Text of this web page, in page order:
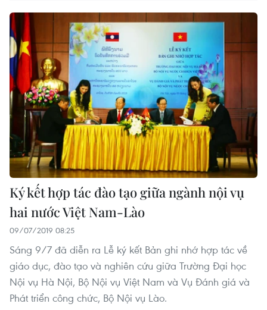
Ký kết hợp tác đào tạo giữa ngành nội vụ
hai nước Việt Nam-Lào
09/07/2019 08:25
Sáng 9/7 đã diễn ra Lễ ký kết Bản ghi nhớ hợp tác về
giáo dục, đào tạo và nghiên cứu giữa Trường Đại học
Nội vụ Hà Nội, Bộ Nội vụ Việt Nam và Vụ Đánh giá và
Phát triển công chức, Bộ Nội vụ Lào.